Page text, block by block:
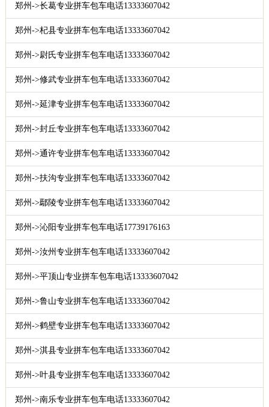
郑州->长葛专业拼车包车电话13333607042
郑州->杞县专业拼车包车电话13333607042
郑州->尉氏专业拼车包车电话13333607042
郑州->修武专业拼车包车电话13333607042
郑州->延津专业拼车包车电话13333607042
郑州->封丘专业拼车包车电话13333607042
郑州->通许专业拼车包车电话13333607042
郑州->扶沟专业拼车包车电话13333607042
郑州->鄢陵专业拼车包车电话13333607042
郑州->沁阳专业拼车包车电话17739176163
郑州->汝州专业拼车包车电话13333607042
郑州->平顶山专业拼车包车电话13333607042
郑州->鲁山专业拼车包车电话13333607042
郑州->鹤壁专业拼车包车电话13333607042
郑州->淇县专业拼车包车电话13333607042
郑州->叶县专业拼车包车电话13333607042
郑州->南乐专业拼车包车电话13333607042